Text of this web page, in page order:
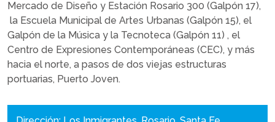
Mercado de Diseño y Estación Rosario 300 (Galpón 17),
la Escuela Municipal de Artes Urbanas (Galpón 15), el
Galpón de la Música y la Tecnoteca (Galpón 11) , el
Centro de Expresiones Contemporáneas (CEC), y más
hacia el norte, a pasos de dos viejas estructuras
portuarias, Puerto Joven.